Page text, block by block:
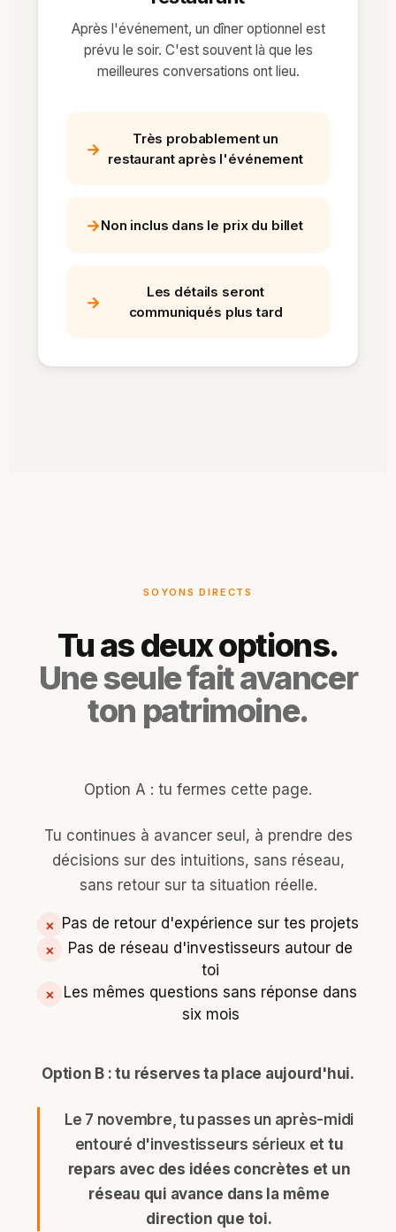
Après l'événement, un dîner optionnel est
prévu le soir. C'est souvent là que les
meilleures conversations ont lieu.
→
Très probablement un
restaurant après l'événement
→Non inclus dans le prix du billet
→
Les détails seront
communiqués plus tard
SOYONS DIRECTS
Tu as deux options.
Une seule fait avancer
ton patrimoine.
Option A : tu fermes cette page.
Tu continues à avancer seul, à prendre des
décisions sur des intuitions, sans réseau,
sans retour sur ta situation réelle.
× Pas de retour d'expérience sur tes projets
×
Pas de réseau d'investisseurs autour de
toi
×
Les mêmes questions sans réponse dans
six mois
Option B : tu réserves ta place aujourd'hui.
Le 7 novembre, tu passes un après-midi
entouré d'investisseurs sérieux et tu
repars avec des idées concrètes et un
réseau qui avance dans la même
direction que toi.